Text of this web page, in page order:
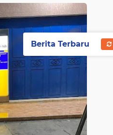
Berita Terbaru